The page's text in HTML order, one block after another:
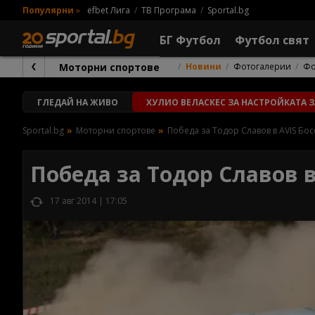
Популярни » efbet Лига ТВ Програма Sportal.bg
БГ Футбол Футбол свят
Моторни спортове Новини Фотогалерии
ГЛЕДАЙ НА ЖИВО ХУЛИО ВЕЛАСКЕС ЗА
Sportal.bg Моторни спортове Победа за Тодор Славов в AVIS
Победа за Тодор Славов
17 авг 2014 | 17:05